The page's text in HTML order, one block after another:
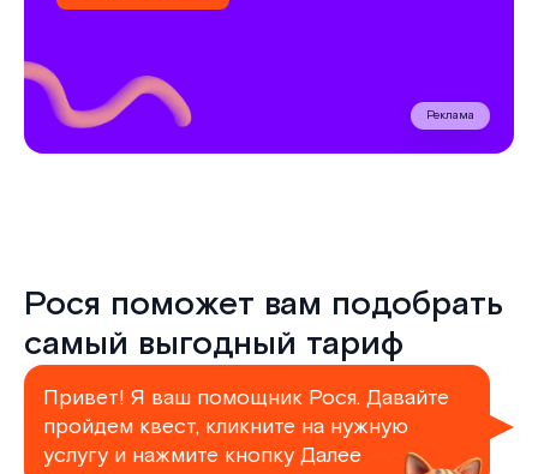
Реклама
Рося поможет вам подобрать
самый выгодный тариф
Привет! Я ваш помощник Рося. Давайте
пройдем квест, кликните на нужную
услугу и нажмите кнопку Далее